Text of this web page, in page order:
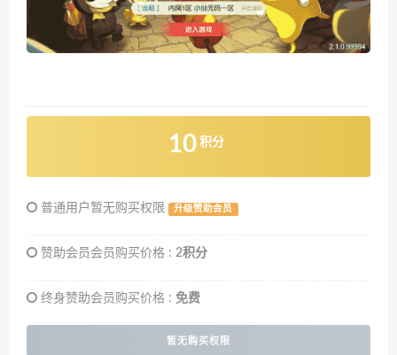
10 积分
普通用户暂无购买权限 升级赞助会员
赞助会员会员购买价格 : 2积分
终身赞助会员购买价格 : 免费
暂无购买权限